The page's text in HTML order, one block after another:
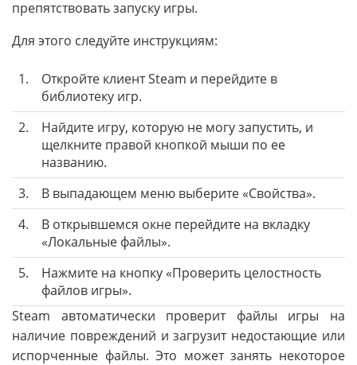
препятствовать запуску игры.
Для этого следуйте инструкциям:
1.
Откройте клиент Steam и перейдите в
библиотеку игр.
2.
Найдите игру, которую не могу запустить, и
щелкните правой кнопкой мыши по ее
названию.
3.
В выпадающем меню выберите «Свойства».
4.
В открывшемся окне перейдите на вкладку
«Локальные файлы».
5.
Нажмите на кнопку «Проверить целостность
файлов игры».
Steam автоматически проверит файлы игры на
наличие повреждений и загрузит недостающие или
испорченные файлы. Это может занять некоторое